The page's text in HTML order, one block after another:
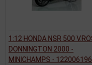
1:12 HONDA NSR 500
DONNINGTON 2000 -
MINICHAMPS - 122006196